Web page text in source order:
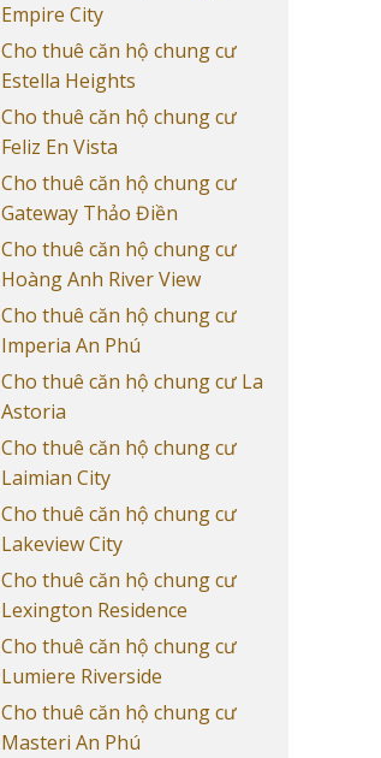
Empire City
Cho thuê căn hộ chung cư
Estella Heights
Cho thuê căn hộ chung cư
Feliz En Vista
Cho thuê căn hộ chung cư
Gateway Thảo Điền
Cho thuê căn hộ chung cư
Hoàng Anh River View
Cho thuê căn hộ chung cư
Imperia An Phú
Cho thuê căn hộ chung cư La
Astoria
Cho thuê căn hộ chung cư
Laimian City
Cho thuê căn hộ chung cư
Lakeview City
Cho thuê căn hộ chung cư
Lexington Residence
Cho thuê căn hộ chung cư
Lumiere Riverside
Cho thuê căn hộ chung cư
Masteri An Phú